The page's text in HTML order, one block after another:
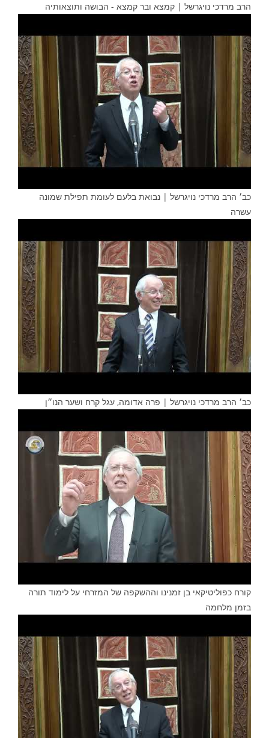
הרב מרדכי נויגרשל | קמצא ובר קמצא - הבושה ותוצאותיה
כב׳ הרב מרדכי נויגרשל | נבואת בלעם לעומת תפילת שמונה
עשרה
כב׳ הרב מרדכי נויגרשל | פרה אדומה, עגל קרח ושער הנו״ן
קורח כפוליטיקאי בן זמנינו וההשקפה של המזרחי על לימוד תורה
בזמן מלחמה